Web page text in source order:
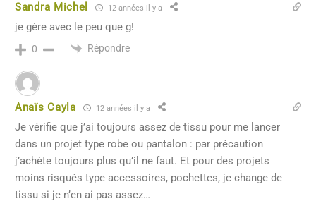
Sandra Michel 12 années il y a
je gère avec le peu que g!
0 Répondre
Anaïs Cayla 12 années il y a
Je vérifie que j’ai toujours assez de tissu pour me lancer
dans un projet type robe ou pantalon : par précaution
j’achète toujours plus qu’il ne faut. Et pour des projets
moins risqués type accessoires, pochettes, je change de
tissu si je n’en ai pas assez…